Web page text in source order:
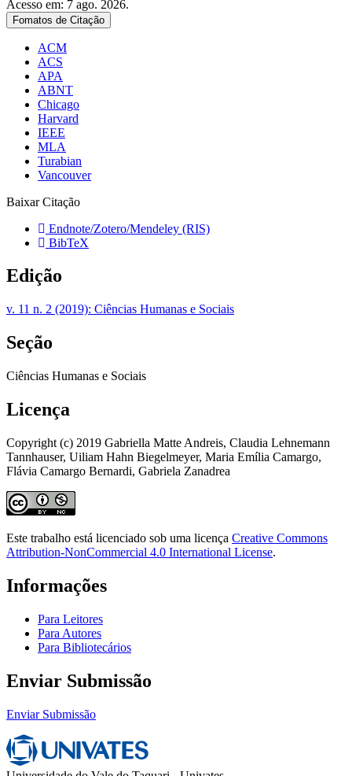
Acesso em: 7 ago. 2026.
Fomatos de Citação
ACM
ACS
APA
ABNT
Chicago
Harvard
IEEE
MLA
Turabian
Vancouver
Baixar Citação
Endnote/Zotero/Mendeley (RIS)
BibTeX
Edição
v. 11 n. 2 (2019): Ciências Humanas e Sociais
Seção
Ciências Humanas e Sociais
Licença
Copyright (c) 2019 Gabriella Matte Andreis, Claudia Lehnemann
Tannhauser, Uiliam Hahn Biegelmeyer, Maria Emília Camargo,
Flávia Camargo Bernardi, Gabriela Zanadrea
Este trabalho está licenciado sob uma licença Creative Commons
Attribution-NonCommercial 4.0 International License.
Informações
Para Leitores
Para Autores
Para Bibliotecários
Enviar Submissão
Enviar Submissão